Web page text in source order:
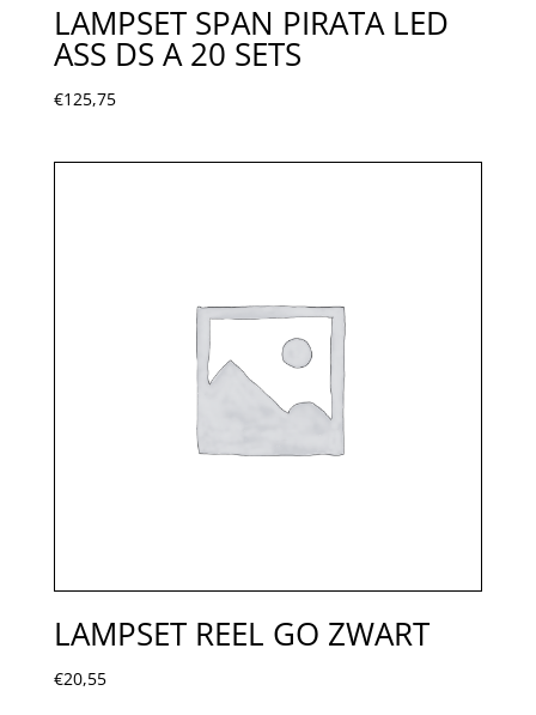
LAMPSET SPAN PIRATA LED
ASS DS A 20 SETS
€125,75
LAMPSET REEL GO ZWART
€20,55